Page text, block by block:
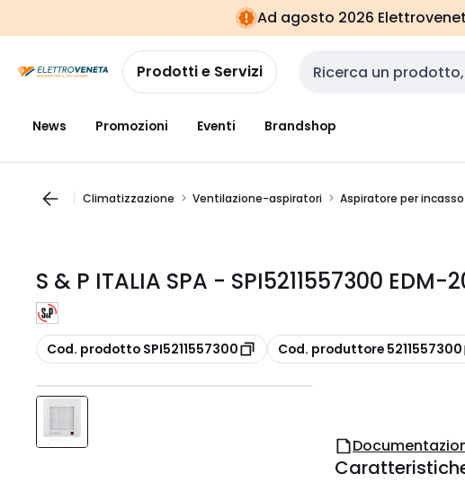
navigazionealla
pagina
Ad agosto 2026
Prodotti e Servizi Cerca input
News Promozioni Eventi Brandshop
Climatizzazione Ventilazione-aspiratori Aspiratore per
S & P ITALIA SPA - SPI5211557300 EDM-
copia
Cod. prodotto SPI5211557300 copia
Cod. produttore 5211557300